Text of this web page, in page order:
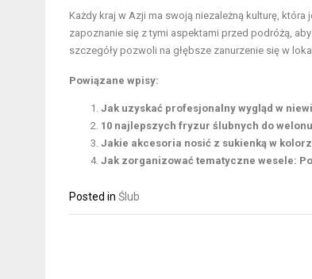
Każdy kraj w Azji ma swoją niezależną kulturę,
zapoznanie się z tymi aspektami przed podróżą,
szczegóły pozwoli na głębsze zanurzenie się w
Powiązane wpisy:
Jak uzyskać profesjonalny wygląd w
10 najlepszych fryzur ślubnych do welonu
Jakie akcesoria nosić z sukienką w
Jak zorganizować tematyczne wesele:
Posted in Ślub